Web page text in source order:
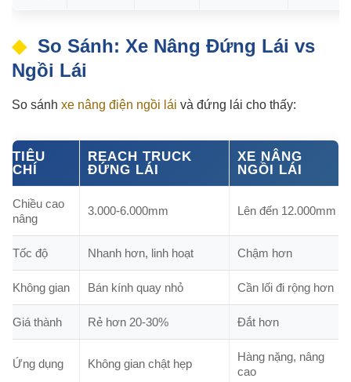
So Sánh: Xe Nâng Đứng Lái vs
Ngồi Lái
So sánh xe nâng điện ngồi lái và đứng lái cho thấy:
TIÊU
CHÍ
REACH TRUCK
ĐỨNG LÁI
XE NÂNG
NGỒI LÁI
Chiều cao
nâng
3.000-6.000mm Lên đến 12.000mm
Tốc độ Nhanh hơn, linh hoạt Chậm hơn
Không gian Bán kính quay nhỏ Cần lối đi rộng hơn
Giá thành Rẻ hơn 20-30% Đắt hơn
Ứng dụng Không gian chật hẹp
Hàng nặng, nâng
cao